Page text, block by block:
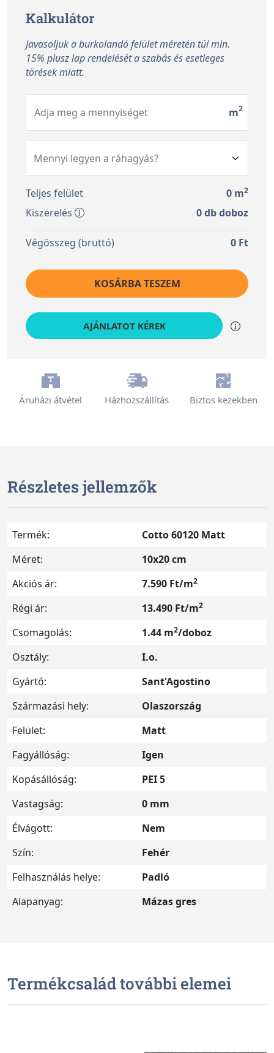
Kalkulátor
Javasoljuk a burkolandó felület méretén túl min.
15% plusz lap rendelését a szabás és esetleges
törések miatt.
Adja meg a mennyiséget m2
Teljes felület 0 m2
Kiszerelés 0db doboz
Végösszeg (bruttó) 0 Ft
KOSÁRBA TESZEM
AJÁNLATOT KÉREK
Áruházi átvétel Házhozszállítás Biztos kezekben
Részletes jellemzők
Termék:
Cotto 60120 Matt
Méret:
10x20 cm
Akciós ár:
7.590 Ft/m2
Régi ár: 13.490 Ft/m2
Csomagolás: 1.44 m2/doboz
Osztály:
I.o.
Gyártó:
Sant'Agostino
Származási hely:
Olaszország
Felület:
Matt
Fagyállóság:
Igen
Kopásállóság:
PEI 5
Vastagság:
0 mm
Élvágott:
Nem
Szín:
Fehér
Felhasználás helye:
Padló
Alapanyag:
Mázas gres
Termékcsalád további elemei